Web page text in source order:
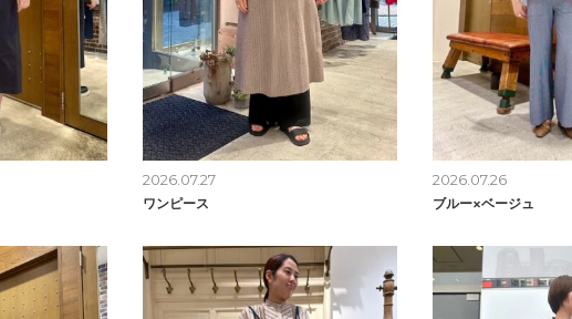
2026.07.27
ワンピース
2026.07.26
ブルー×ベージュ